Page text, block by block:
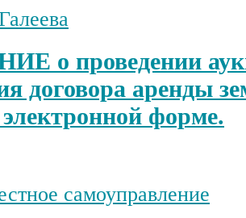
о проведении
договора аренды
форме.
самоуправление